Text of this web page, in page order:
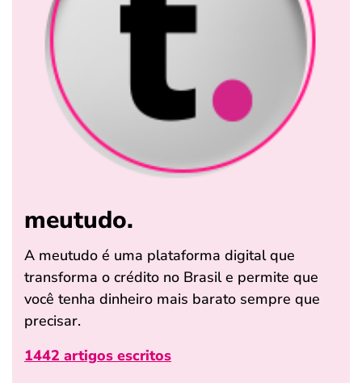
meutudo.
A meutudo é uma plataforma digital que
transforma o crédito no Brasil e permite que
você tenha dinheiro mais barato sempre que
precisar.
1442 artigos escritos